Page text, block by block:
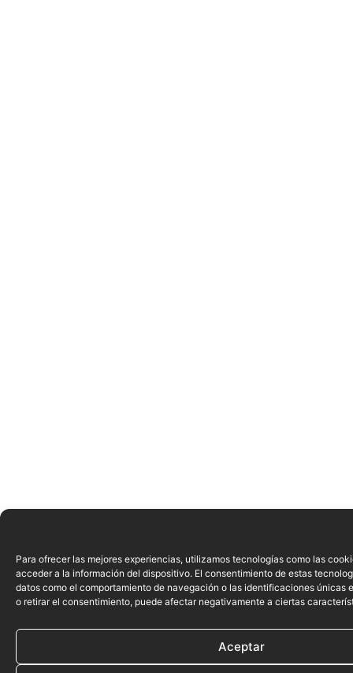
Para ofrecer las mejores experiencias, utilizamos tecnologías como las
acceder a la información del dispositivo. El consentimiento de estas
datos como el comportamiento de navegación o las identificaciones únicas
o retirar el consentimiento, puede afectar negativamente a ciertas
Aceptar